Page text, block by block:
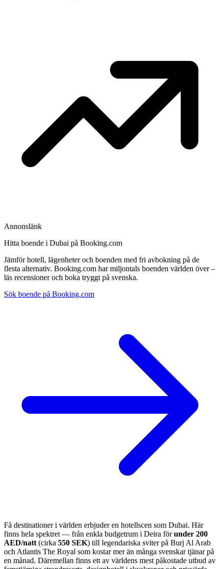
Annonslänk
Hitta boende i Dubai på Booking.com
Jämför hotell, lägenheter och boenden med fri avbokning på de
flesta alternativ. Booking.com har miljontals boenden världen över –
läs recensioner och boka tryggt på svenska.
Sök boende på Booking.com
Få destinationer i världen erbjuder en hotellscen som Dubai. Här
finns hela spektret — från enkla budgetrum i Deira förunder 200
AED/natt (cirka 550 SEK) till legendariska sviter på Burj Al Arab
och Atlantis The Royal som kostar mer än många svenskar tjänar på
en månad. Däremellan finns ett av världens mest påkostade utbud av